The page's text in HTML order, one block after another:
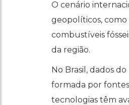
O cenário
geopolíticos, como
combustíveis
da região.
No Brasil, dados
formada por
tecnologias têm